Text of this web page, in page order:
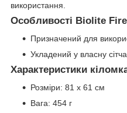
використання.
Особливості Biolite
Призначений для
Укладений у власну
Характеристики
Розміри: 81 х 61 см
Вага: 454 г